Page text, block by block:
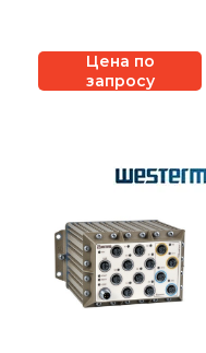
Цена по
запросу